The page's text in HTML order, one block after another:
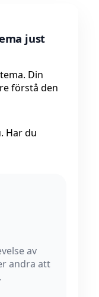
just
Din
förstå den
Har du
av
andra att